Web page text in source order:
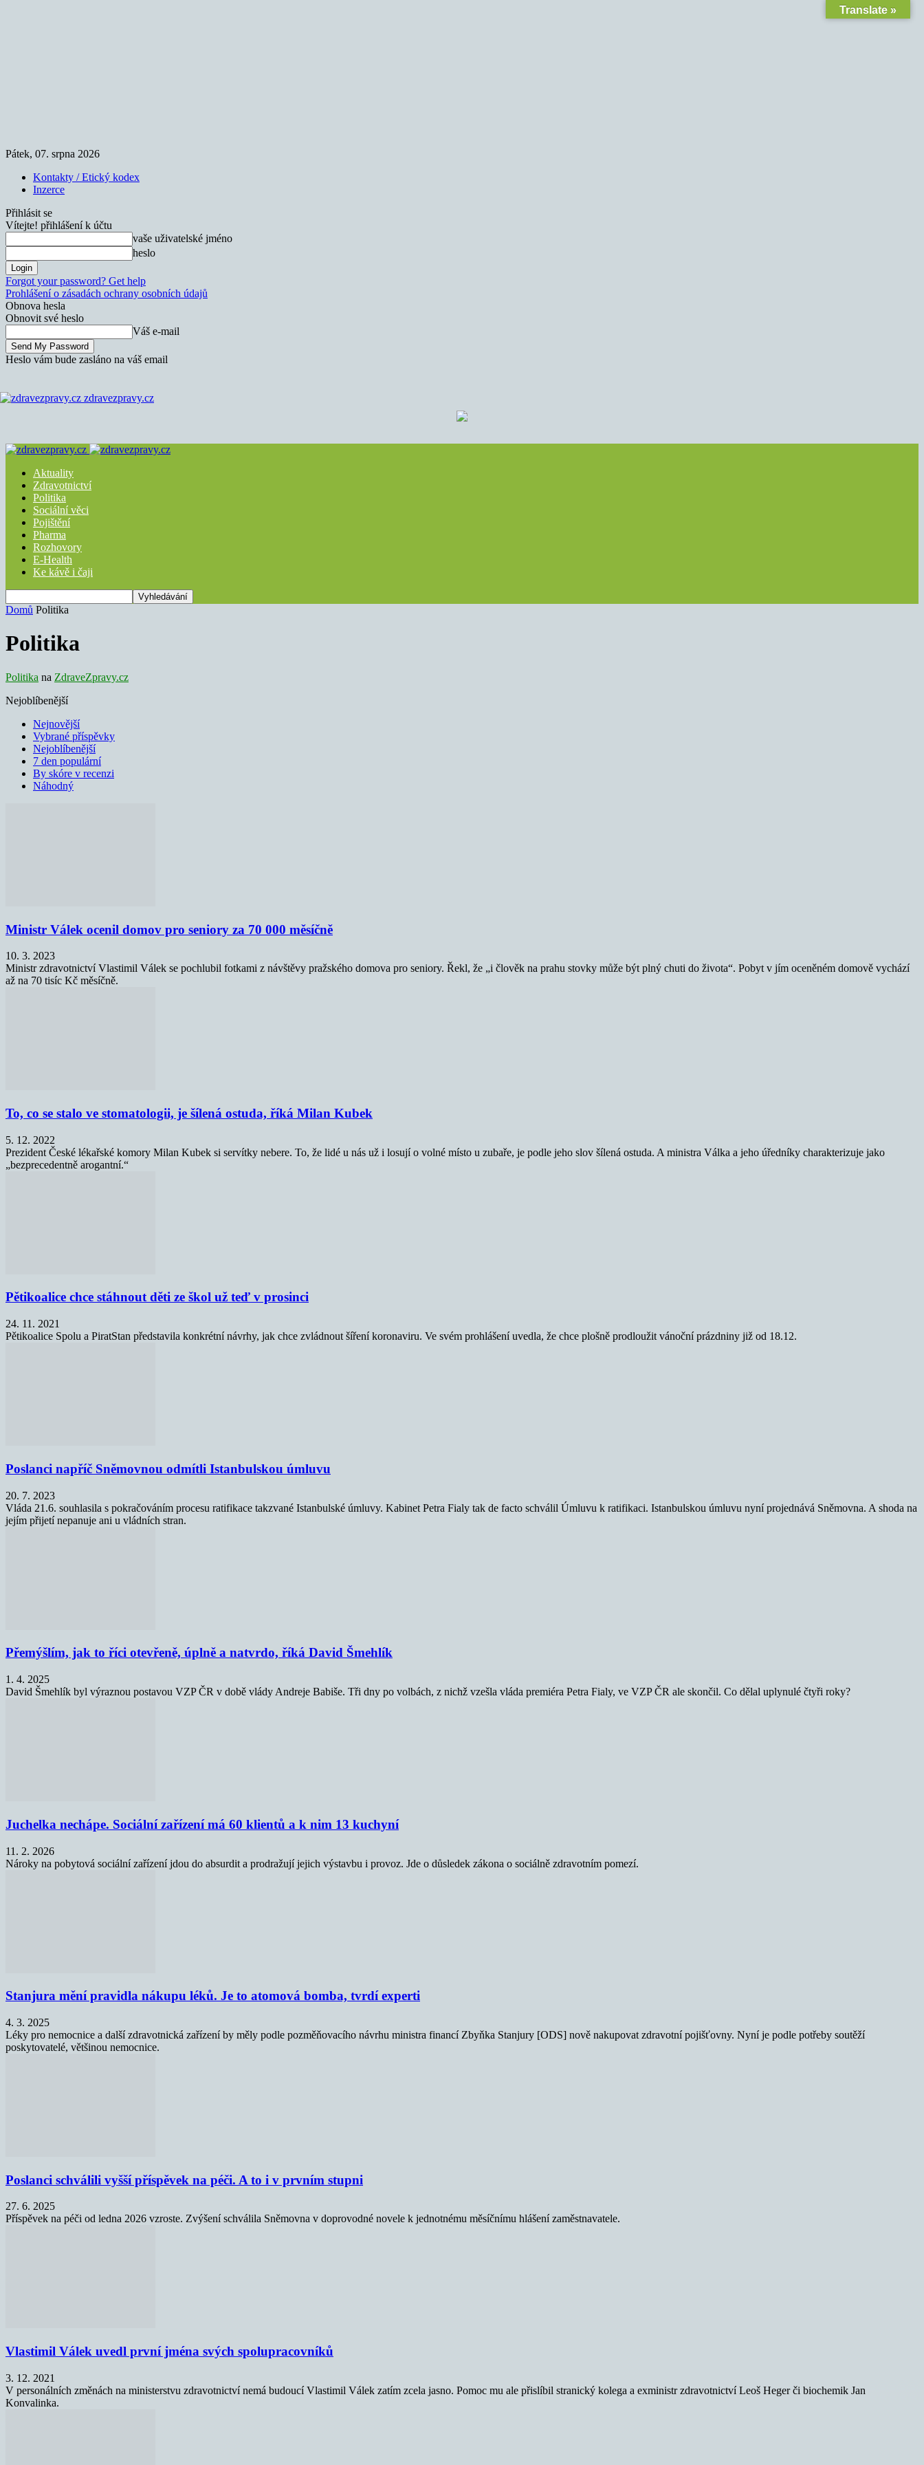
Pátek, 07. srpna 2026
Kontakty / Etický kodex
Inzerce
Přihlásit se
Vítejte! přihlášení k účtu
vaše uživatelské jméno
heslo
Forgot your password? Get help
Prohlášení o zásadách ochrany osobních údajů
Obnova hesla
Obnovit své heslo
Váš e-mail
Heslo vám bude zasláno na váš email
zdravezpravy.cz
Aktuality
Zdravotnictví
Politika
Sociální věci
Pojištění
Pharma
Rozhovory
E-Health
Ke kávě i čaji
Domů Politika
Politika
Politika na ZdraveZpravy.cz
Nejoblíbenější
Nejnovější
Vybrané příspěvky
Nejoblíbenější
7 den populární
By skóre v recenzi
Náhodný
Ministr Válek ocenil domov pro seniory za 70 000 měsíčně
10. 3. 2023
Ministr zdravotnictví Vlastimil Válek se pochlubil fotkami z návštěvy pražského domova pro seniory. Řekl, že „i člověk na prahu stovky může být plný chuti do života“. Pobyt v jím oceněném domově vychází
až na 70 tisíc Kč měsíčně.
To, co se stalo ve stomatologii, je šílená ostuda, říká Milan Kubek
5. 12. 2022
Prezident České lékařské komory Milan Kubek si servítky nebere. To, že lidé u nás už i losují o volné místo u zubaře, je podle jeho slov šílená ostuda. A ministra Válka a jeho úředníky charakterizuje jako
„bezprecedentně arogantní.“
Pětikoalice chce stáhnout děti ze škol už teď v prosinci
24. 11. 2021
Pětikoalice Spolu a PiratStan představila konkrétní návrhy, jak chce zvládnout šíření koronaviru. Ve svém prohlášení uvedla, že chce plošně prodloužit vánoční prázdniny již od 18.12.
Poslanci napříč Sněmovnou odmítli Istanbulskou úmluvu
20. 7. 2023
Vláda 21.6. souhlasila s pokračováním procesu ratifikace takzvané Istanbulské úmluvy. Kabinet Petra Fialy tak de facto schválil Úmluvu k ratifikaci. Istanbulskou úmluvu nyní projednává Sněmovna. A shoda na
jejím přijetí nepanuje ani u vládních stran.
Přemýšlím, jak to říci otevřeně, úplně a natvrdo, říká David Šmehlík
1. 4. 2025
David Šmehlík byl výraznou postavou VZP ČR v době vlády Andreje Babiše. Tři dny po volbách, z nichž vzešla vláda premiéra Petra Fialy, ve VZP ČR ale skončil. Co dělal uplynulé čtyři roky?
Juchelka nechápe. Sociální zařízení má 60 klientů a k nim 13 kuchyní
11. 2. 2026
Nároky na pobytová sociální zařízení jdou do absurdit a prodražují jejich výstavbu i provoz. Jde o důsledek zákona o sociálně zdravotním pomezí.
Stanjura mění pravidla nákupu léků. Je to atomová bomba, tvrdí experti
4. 3. 2025
Léky pro nemocnice a další zdravotnická zařízení by měly podle pozměňovacího návrhu ministra financí Zbyňka Stanjury [ODS] nově nakupovat zdravotní pojišťovny. Nyní je podle potřeby soutěží
poskytovatelé, většinou nemocnice.
Poslanci schválili vyšší příspěvek na péči. A to i v prvním stupni
27. 6. 2025
Příspěvek na péči od ledna 2026 vzroste. Zvýšení schválila Sněmovna v doprovodné novele k jednotnému měsíčnímu hlášení zaměstnavatele.
Vlastimil Válek uvedl první jména svých spolupracovníků
3. 12. 2021
V personálních změnách na ministerstvu zdravotnictví nemá budoucí Vlastimil Válek zatím zcela jasno. Pomoc mu ale přislíbil stranický kolega a exministr zdravotnictví Leoš Heger či biochemik Jan
Konvalinka.
Translate »